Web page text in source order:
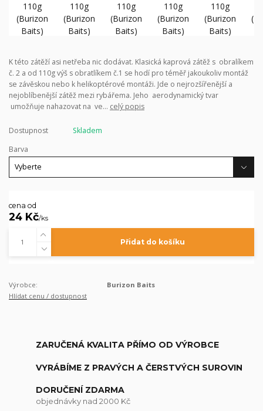
K této zátěží asi netřeba nic dodávat. Klasická kaprová zátěž s obralíkem
č. 2 a od 110g výš s obratlíkem č.1 se hodí pro téměř jakoukoliv montáž
se závěskou nebo k helikoptérové montáži. Jde o nejrozšířenější a
nejoblíbenější zátěž mezi rybářema. Jeho aerodynamický tvar
umožňuje nahazovat na ve... celý popis
Dostupnost
Skladem
Barva
cena od
24 Kč/ks
Přidat do košíku
Výrobce:
Burizon Baits
Hlídat cenu / dostupnost
ZARUČENÁ KVALITA PŘÍMO OD VÝROBCE
VYRÁBÍME Z PRAVÝCH A ČERSTVÝCH SUROVIN
DORUČENÍ ZDARMA
objednávky nad 2000 Kč